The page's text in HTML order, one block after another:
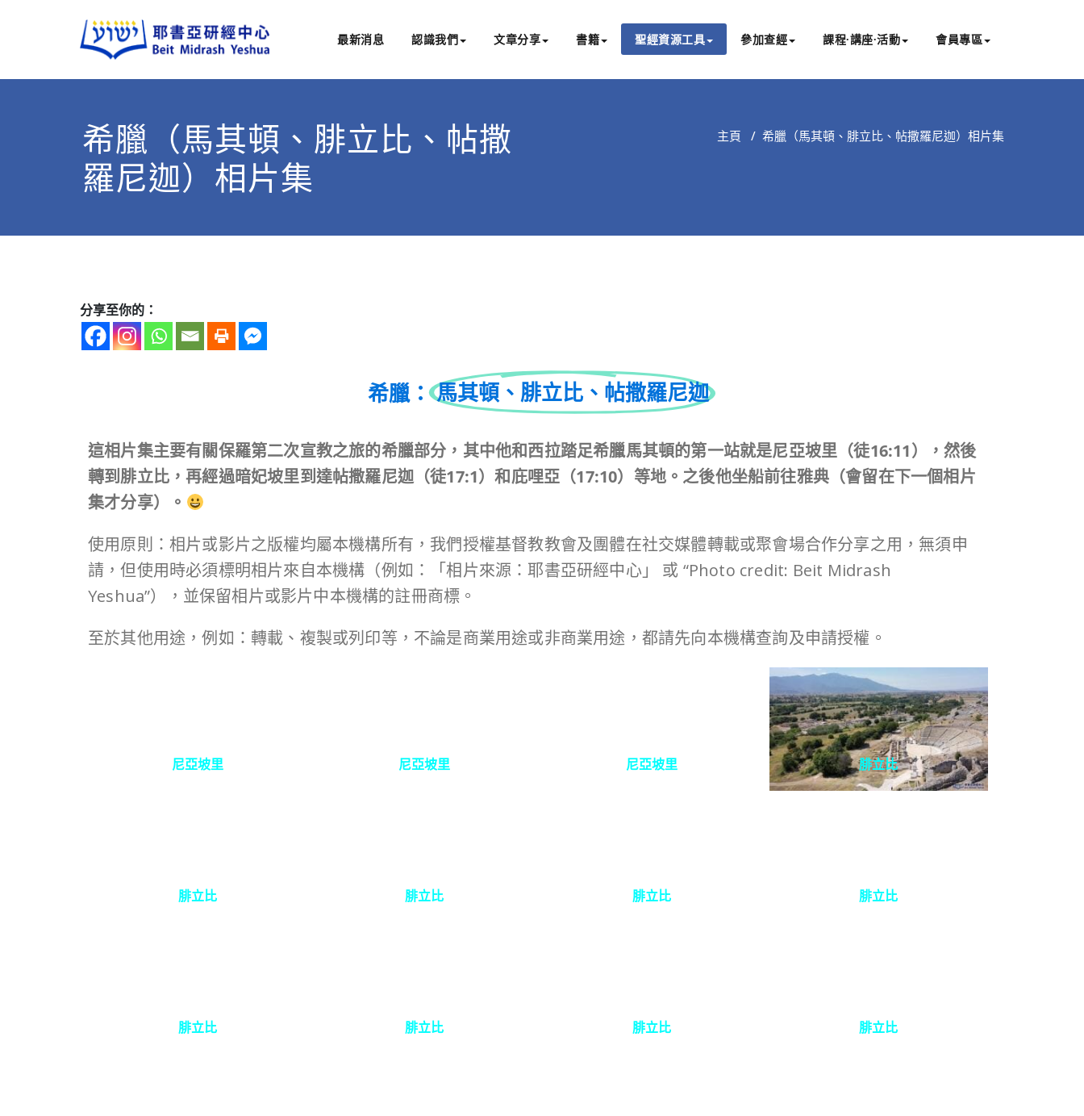
從猶太文化認識主耶穌，從猶太根源明白聖經，成為更好的門徒
最新消息 認識我們 文章分享 書籍 聖經資源工具 參加查經 課程∙講座∙活動 會員專區
希臘（馬其頓、腓立比、帖撒
羅尼迦）相片集
主頁 / 希臘（馬其頓、腓立比、帖撒羅尼迦）相片集
分享至你的：
希臘： 馬其頓、腓立比、帖撒羅尼迦
這相片集主要有關保羅第二次宣教之旅的希臘部分，其中他和西拉踏足希臘馬其頓的第一站就是尼亞坡里（徒16:11），然後
轉到腓立比，再經過暗妃坡里到達帖撒羅尼迦（徒17:1）和庇哩亞（17:10）等地。之後他坐船前往雅典（會留在下一個相片
集才分享）。
使用原則：相片或影片之版權均屬本機構所有，我們授權基督教教會及團體在社交媒體轉載或聚會場合作分享之用，無須申
請，但使用時必須標明相片來自本機構（例如：「相片來源：耶書亞研經中心」 或 “Photo credit: Beit Midrash
Yeshua”），並保留相片或影片中本機構的註冊商標。
至於其他用途，例如：轉載、複製或列印等，不論是商業用途或非商業用途，都請先向本機構查詢及申請授權。
尼亞坡里 尼亞坡里 尼亞坡里 腓立比
腓立比 腓立比 腓立比 腓立比
腓立比 腓立比 腓立比 腓立比